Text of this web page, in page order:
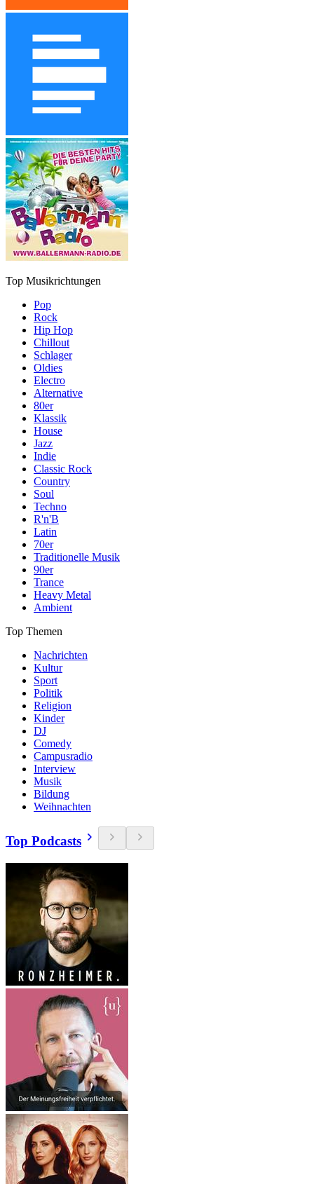
Top Musikrichtungen
Pop
Rock
Hip Hop
Chillout
Schlager
Oldies
Electro
Alternative
80er
Klassik
House
Jazz
Indie
Classic Rock
Country
Soul
Techno
R'n'B
Latin
70er
Traditionelle Musik
90er
Trance
Heavy Metal
Ambient
Top Themen
Nachrichten
Kultur
Sport
Politik
Religion
Kinder
DJ
Comedy
Campusradio
Interview
Musik
Bildung
Weihnachten
Top Podcasts